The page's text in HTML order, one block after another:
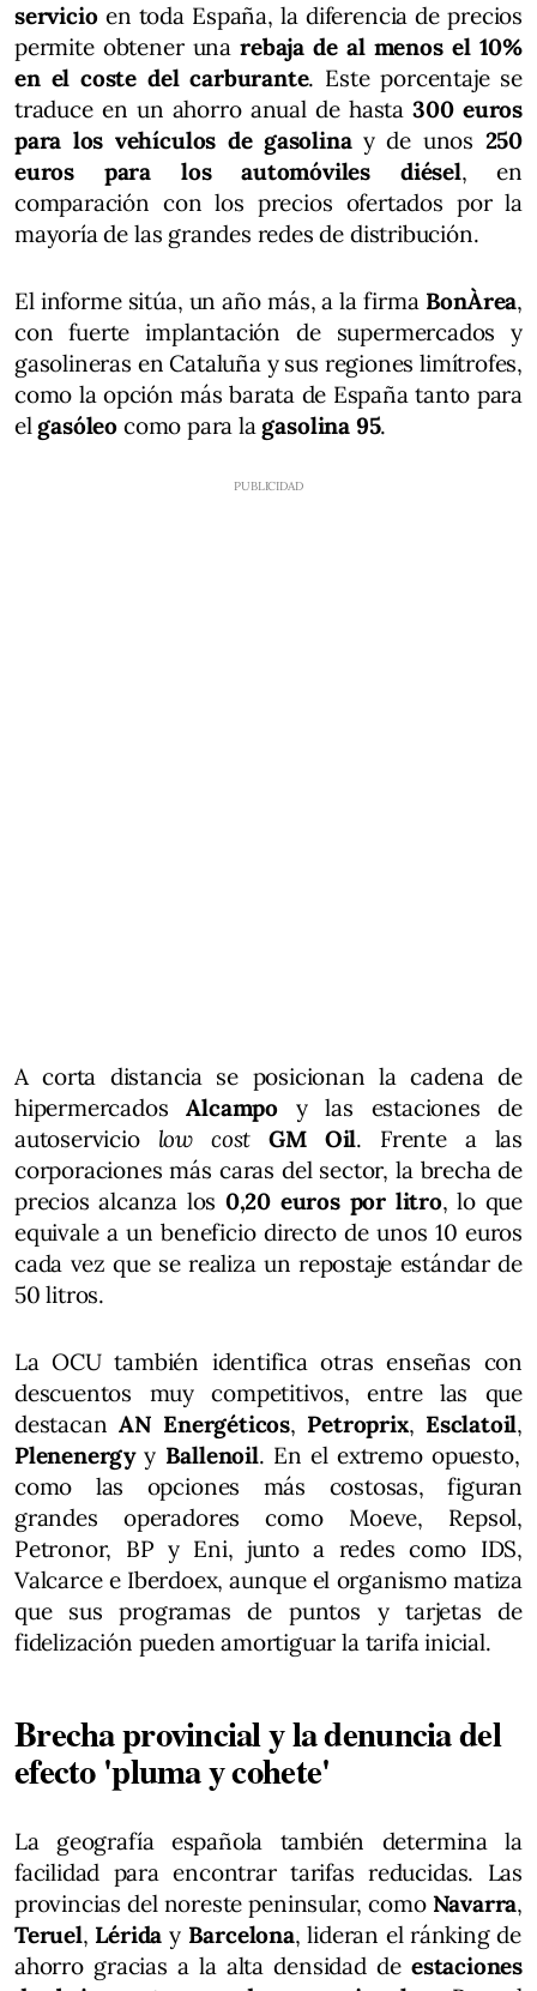
servicio en toda España, la diferencia de precios
permite obtener unarebaja de al menos el 10%
en el coste del carburante. Este porcentaje se
traduce en un ahorro anual de hasta300 euros
para los vehículos de gasolinay de unos 250
euros para los automóviles diésel, en
comparación con los precios ofertados por la
mayoría de las grandes redes de distribución.
El informe sitúa, un año más, a la firma BonÀrea,
con fuerte implantación de supermercados y
gasolineras en Cataluña y sus regiones limítrofes,
como la opción más barata de España tanto para
el gasóleo como para la gasolina 95.
A corta distancia se posicionan la cadena de
hipermercadosAlcampo y las estaciones de
autoserviciolow costGM Oil. Frente a las
corporaciones más caras del sector, la brecha de
precios alcanza los 0,20 euros por litro, lo que
equivale a un beneficio directo de unos 10 euros
cada vez que se realiza un repostaje estándar de
50 litros.
La OCU también identifica otras enseñas con
descuentos muy competitivos, entre las que
destacan AN Energéticos, Petroprix, Esclatoil,
Plenenergyy Ballenoil. En el extremo opuesto,
como las opciones más costosas, figuran
grandes operadores como Moeve, Repsol,
Petronor, BP y Eni, junto a redes como IDS,
Valcarce e Iberdoex, aunque el organismo matiza
que sus programas de puntos y tarjetas de
fidelización pueden amortiguar la tarifa inicial.
Brecha provincial y la denuncia del
efecto 'pluma y cohete'
La geografía española también determina la
facilidad para encontrar tarifas reducidas. Las
provincias del noreste peninsular, como Navarra,
Teruel, Lérida yBarcelona, lideran el ránking de
ahorro gracias a la alta densidad de estaciones